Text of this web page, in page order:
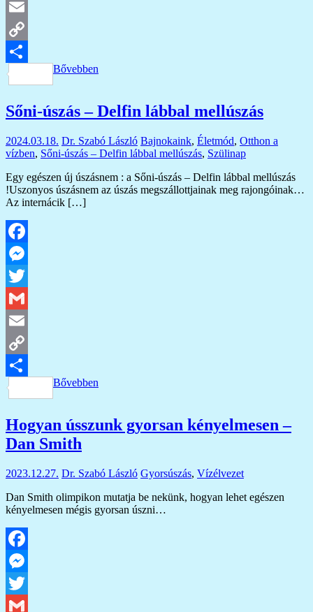
Gmail
Email
Copy
Link
Ossza
Bővebben
Sőni-úszás – Delfin lábbal mellúszás
2024.03.18. Dr. Szabó László Bajnokaink, Életmód, Otthon a
vízben, Sőni-úszás – Delfin lábbal mellúszás, Szülinap
Egy egészen új úszásnem : a Sőni-úszás – Delfin lábbal mellúszás
!Uszonyos úszásnem az úszás megszállottjainak meg rajongóinak…
Az internácik […]
Facebook
Messenger
Twitter
Gmail
Email
Copy
Link
Ossza
Bővebben
Hogyan ússzunk gyorsan kényelmesen –
Dan Smith
2023.12.27. Dr. Szabó László Gyorsúszás, Vízélvezet
Dan Smith olimpikon mutatja be nekünk, hogyan lehet egészen
kényelmesen mégis gyorsan úszni…
Facebook
Messenger
Twitter